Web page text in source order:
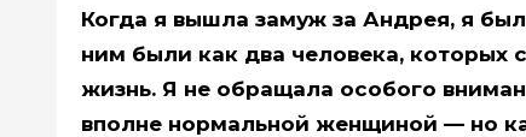
Когда я вышла замуж за Андрея, я
ним были как два человека, которых
жизнь. Я не обращала особого
вполне нормальной женщиной — но